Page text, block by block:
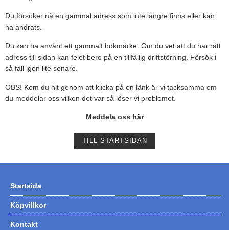
Tohatsu - Utombordare
TK Trailer
Volvo Penta Servicedelar
Yanmar Servicedelar
Lowrance
Simrad
B&G
Du försöker nå en gammal adress som inte längre finns eller kan
ha ändrats.
Du kan ha använt ett gammalt bokmärke. Om du vet att du har rätt
adress till sidan kan felet bero på en tillfällig driftstörning. Försök i
så fall igen lite senare.
OBS! Kom du hit genom att klicka på en länk är vi tacksamma om
du meddelar oss vilken det var så löser vi problemet.
Meddela oss här
TILL STARTSIDAN
Startsida
Köpvillkor
Kontakt